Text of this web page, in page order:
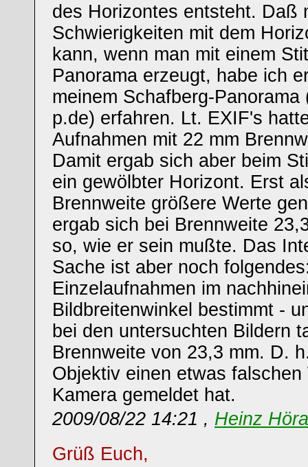
des Horizontes entsteht. Daß
Schwierigkeiten mit dem
kann, wenn man mit einem
Panorama erzeugt, habe ich
meinem Schafberg-Panorama
p.de) erfahren. Lt. EXIF's
Aufnahmen mit 22 mm
Damit ergab sich aber beim
ein gewölbter Horizont. Erst
Brennweite größere Werte
ergab sich bei Brennweite
so, wie er sein mußte. Das
Sache ist aber noch
Einzelaufnahmen im
Bildbreitenwinkel bestimmt -
bei den untersuchten Bildern
Brennweite von 23,3 mm. D.
Objektiv einen etwas falschen
Kamera gemeldet hat.
2009/08/22 14:21 , Heinz Höra
Grüß Euch,